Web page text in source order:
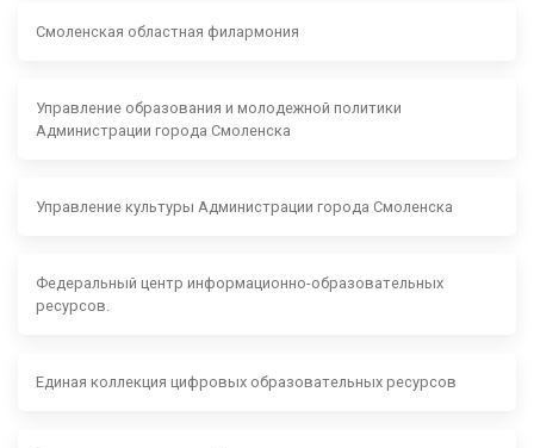
Смоленская областная филармония
Управление образования и молодежной политики
Администрации города Смоленска
Управление культуры Администрации города Смоленска
Федеральный центр информационно-образовательных
ресурсов.
Единая коллекция цифровых образовательных ресурсов